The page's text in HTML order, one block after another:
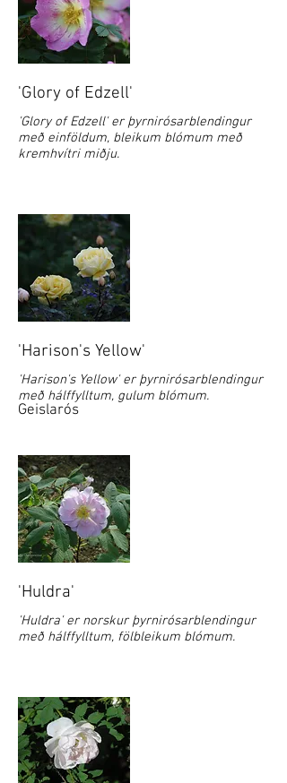
'Glory of Edzell'
'Glory of Edzell' er þyrnirósarblendingur
með einföldum, bleikum blómum með
kremhvítri miðju.
'Harison's Yellow'
Geislarós
'Harison's Yellow' er þyrnirósarblendingur
með hálffylltum, gulum blómum.
'Huldra'
'Huldra' er norskur þyrnirósarblendingur
með hálffylltum, fölbleikum blómum.